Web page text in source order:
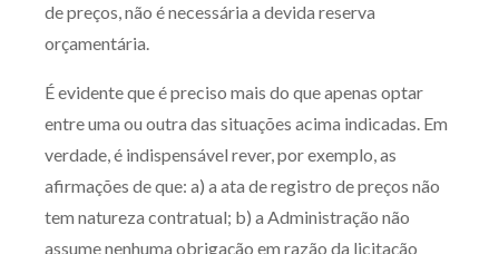
de preços, não é necessária a devida reserva
orçamentária.
É evidente que é preciso mais do que apenas optar
entre uma ou outra das situações acima indicadas. Em
verdade, é indispensável rever, por exemplo, as
afirmações de que: a) a ata de registro de preços não
tem natureza contratual; b) a Administração não
assume nenhuma obrigação em razão da licitação